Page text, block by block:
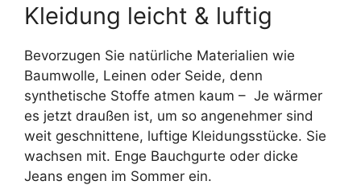
Kleidung leicht & luftig
Bevorzugen Sie natürliche Materialien wie
Baumwolle, Leinen oder Seide, denn
synthetische Stoffe atmen kaum – Je wärmer
es jetzt draußen ist, um so angenehmer sind
weit geschnittene, luftige Kleidungsstücke. Sie
wachsen mit. Enge Bauchgurte oder dicke
Jeans engen im Sommer ein.